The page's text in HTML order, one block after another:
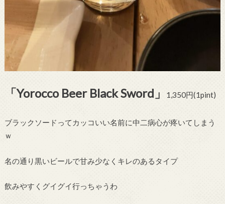
「Yorocco Beer Black Sword」 1,350円(1pint)
ブラックソードってカッコいい名前に中二病心が疼いてしまう
ｗ
名の通り黒いビールで甘み少なくキレのあるタイプ
飲みやすくグイグイ行っちゃうわ